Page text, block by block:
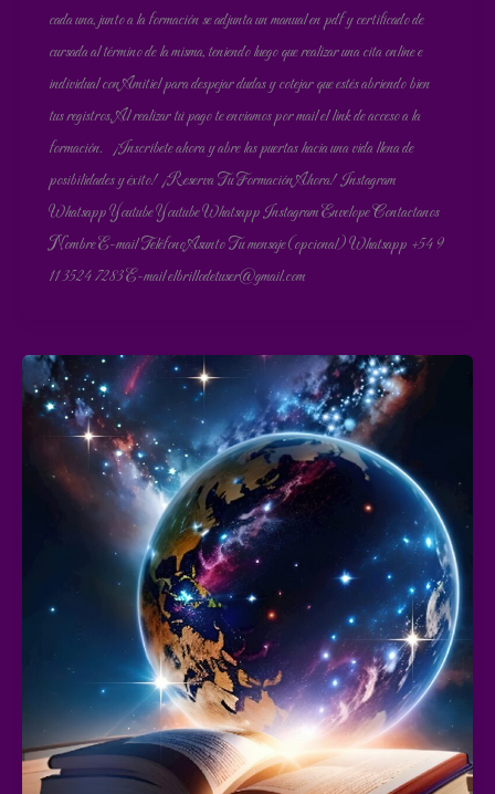
cada una, junto a la formación se adjunta un manual en pdf y certificado de
cursada al término de la misma, teniendo luego que realizar una cita online e
individual con Amitiel para despejar dudas y cotejar que estés abriendo bien
tus registros. Al realizar tú pago te enviamos por mail el link de acceso a la
formación. ¡Inscríbete ahora y abre las puertas hacia una vida llena de
posibilidades y éxito! ¡Reserva Tu Formación Ahora! Instagram
Whatsapp Youtube Youtube Whatsapp Instagram Envelope Contactanos
Nombre E-mail Teléfono Asunto Tu mensaje (opcional) Whatsapp +54 9
11 3524 7283 E-mail elbrillodetuser@gmail.com